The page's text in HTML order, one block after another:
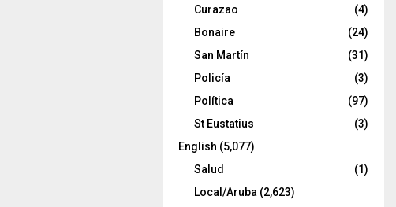
Curazao
(4)
Bonaire
(24)
San Martín
(31)
Policía
(3)
Política
(97)
St Eustatius
(3)
English (5,077)
Salud
(1)
Local/Aruba (2,623)